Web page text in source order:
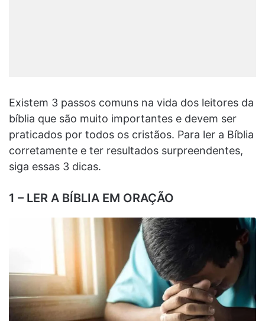
Existem 3 passos comuns na vida dos leitores da
bíblia que são muito importantes e devem ser
praticados por todos os cristãos. Para ler a Bíblia
corretamente e ter resultados surpreendentes,
siga essas 3 dicas.
1 – LER A BÍBLIA EM ORAÇÃO